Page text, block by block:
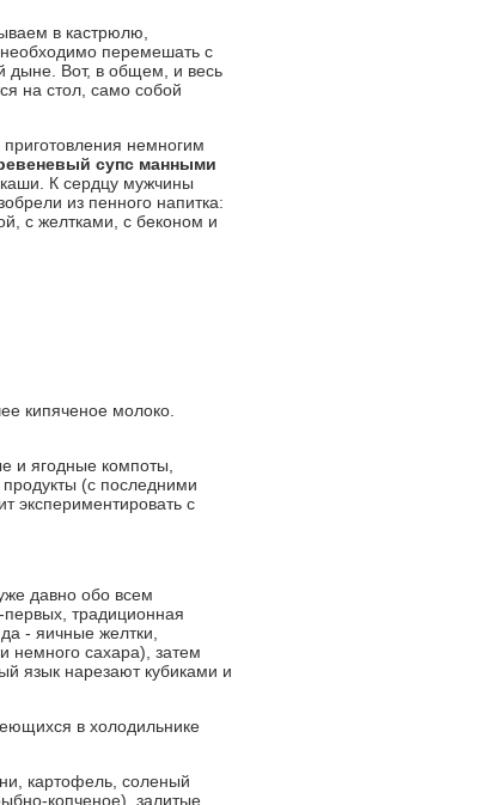
в кастрюлю,
перемешать с
дыне. Вот, в общем, и весь
на стол, само собой
немногим
супс манными
каши. К сердцу мужчины
из пенного напитка:
с желтками, с беконом и
кипяченое молоко.
и ягодные компоты,
(с последними
экспериментировать с
давно обо всем
традиционная
- яичные желтки,
немного сахара), затем
язык нарезают кубиками и
в холодильнике
картофель, соленый
копченое), залитые